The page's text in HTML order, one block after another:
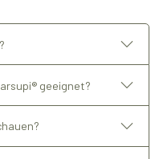
geeignet?